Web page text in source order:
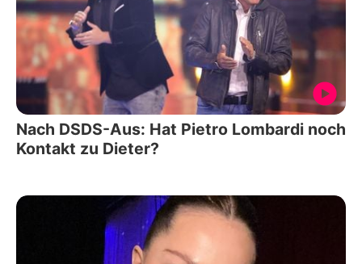
Nach DSDS-Aus: Hat Pietro Lombardi noch
Kontakt zu Dieter?